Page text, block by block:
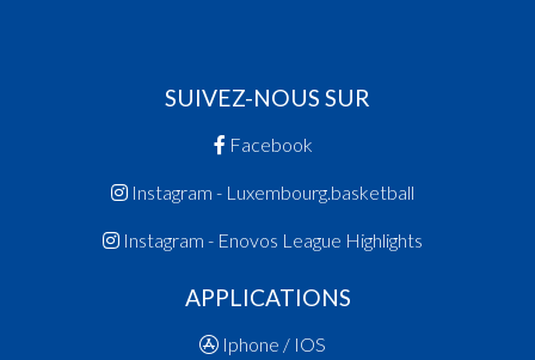
SUIVEZ-NOUS SUR
Facebook
Instagram - Luxembourg.basketball
Instagram - Enovos League Highlights
APPLICATIONS
Iphone / IOS